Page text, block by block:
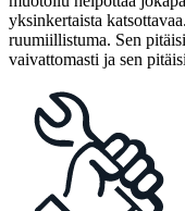
yksinkertaista
ruumiillistuma. Sen
vaivattomasti ja sen